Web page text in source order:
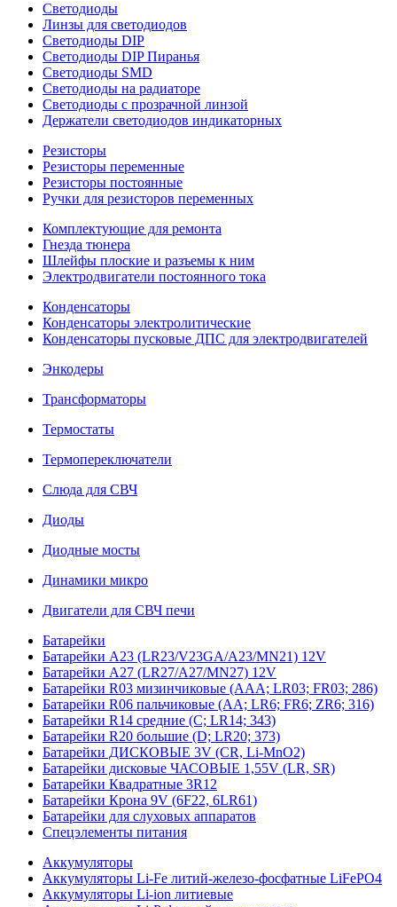
Светодиоды
Линзы для светодиодов
Светодиоды DIP
Светодиоды DIP Пиранья
Светодиоды SMD
Светодиоды на радиаторе
Светодиоды с прозрачной линзой
Держатели светодиодов индикаторных
Резисторы
Резисторы переменные
Резисторы постоянные
Ручки для резисторов переменных
Комплектующие для ремонта
Гнезда тюнера
Шлейфы плоские и разъемы к ним
Электродвигатели постоянного тока
Конденсаторы
Конденсаторы электролитические
Конденсаторы пусковые ДПС для электродвигателей
Энкодеры
Трансформаторы
Термостаты
Термопереключатели
Слюда для СВЧ
Диоды
Диодные мосты
Динамики микро
Двигатели для СВЧ печи
Батарейки
Батарейки A23 (LR23/V23GA/A23/MN21) 12V
Батарейки A27 (LR27/A27/MN27) 12V
Батарейки R03 мизинчиковые (AAA; LR03; FR03; 286)
Батарейки R06 пальчиковые (AA; LR6; FR6; ZR6; 316)
Батарейки R14 средние (C; LR14; 343)
Батарейки R20 большие (D; LR20; 373)
Батарейки ДИСКОВЫЕ 3V (CR, Li-MnO2)
Батарейки дисковые ЧАСОВЫЕ 1,55V (LR, SR)
Батарейки Квадратные 3R12
Батарейки Крона 9V (6F22, 6LR61)
Батарейки для слуховых аппаратов
Спецэлементы питания
Аккумуляторы
Аккумуляторы Li-Fe литий-железо-фосфатные LiFePO4
Аккумуляторы Li-ion литиевые